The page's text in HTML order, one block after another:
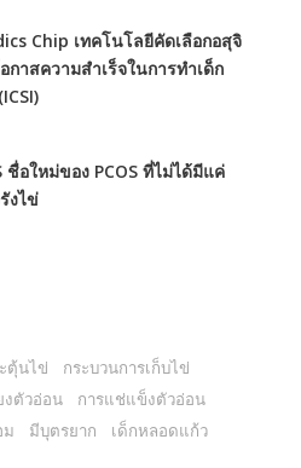
Chip เทคโนโลยีคัดเลือกอสุจิ
กาสความสำเร็จในการทำเด็ก
ชื่อใหม่ของ PCOS ที่ไม่ได้มีแค่
งไข่
ตุ้นไข่
กระบวนการเก็บไข่
งตัวอ่อน
การแช่แข็งตัวอ่อน
ม มีบุตรยาก เด็กหลอดแก้ว